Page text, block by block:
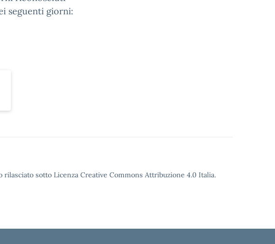
seguenti giorni:
sotto Licenza Creative Commons Attribuzione 4.0 Italia.